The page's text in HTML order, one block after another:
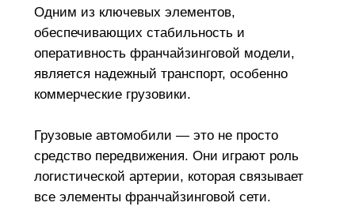
Одним из ключевых элементов,
обеспечивающих стабильность и
оперативность франчайзинговой модели,
является надежный транспорт, особенно
коммерческие грузовики.
Грузовые автомобили — это не просто
средство передвижения. Они играют роль
логистической артерии, которая связывает
все элементы франчайзинговой сети.